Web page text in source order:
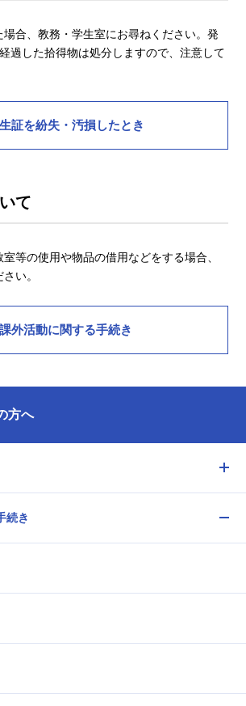
合、教務・学生室にお尋ねください。発
過した拾得物は処分しますので、注意して
証を紛失・汚損したとき
て
等の使用や物品の借用などをする場合、
い。
課外活動に関する手続き
方へ
ュ
ー
閉
続き
ー
閉